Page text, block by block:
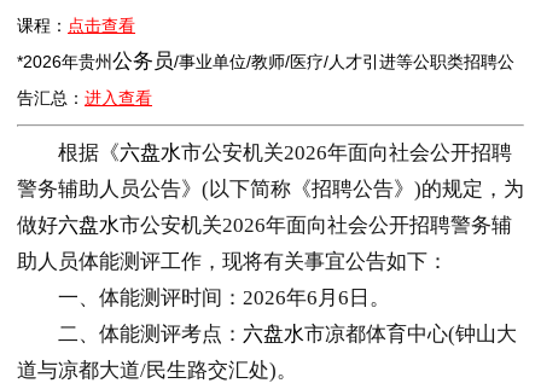
课程： 点击查看
*2026年贵州公务员/事业单位/教师/医疗/人才引进等公职类招聘公
告汇总： 进入查看
根据《六盘水市公安机关2026年面向社会公开招聘
警务辅助人员公告》(以下简称《招聘公告》)的规定，为
做好六盘水市公安机关2026年面向社会公开招聘警务辅
助人员体能测评工作，现将有关事宜公告如下：
一、体能测评时间：2026年6月6日。
二、体能测评考点： 六盘水市凉都体育中心(钟山大
道与凉都大道/民生路交汇处)。